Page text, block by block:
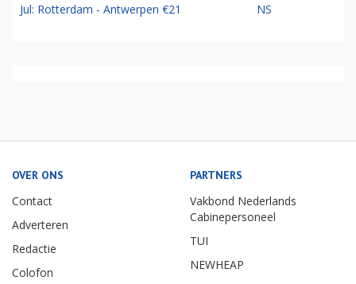
Jul: Rotterdam - Antwerpen €21 NS
OVER ONS
Contact
Adverteren
Redactie
Colofon
PARTNERS
Vakbond Nederlands
Cabinepersoneel
TUI
NEWHEAP